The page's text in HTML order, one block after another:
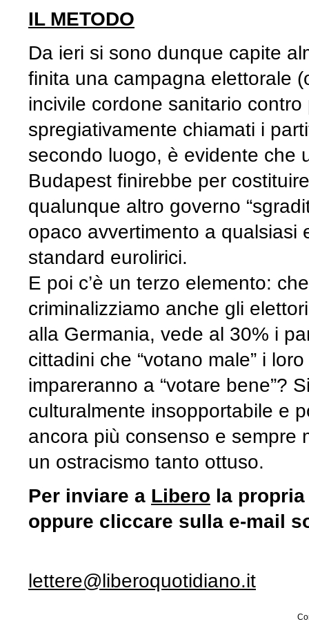
IL METODO
Da ieri si sono dunque capite
finita una campagna elettorale
incivile cordone sanitario
spregiativamente chiamati i
secondo luogo, è evidente che
Budapest finirebbe per
qualunque altro governo
opaco avvertimento a qualsiasi
standard eurolirici.
E poi c’è un terzo elemento:
criminalizziamo anche gli
alla Germania, vede al 30% i
cittadini che “votano male” i
impareranno a “votare bene”?
culturalmente insopportabile e
ancora più consenso e sempre
un ostracismo tanto ottuso.
Per inviare a Libero la
oppure cliccare sulla e-mail
lettere@liberoquotidiano.it